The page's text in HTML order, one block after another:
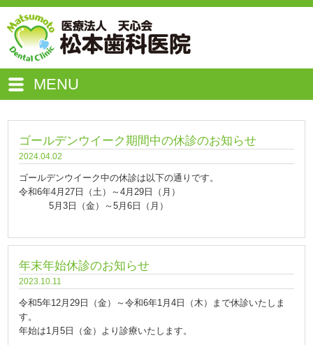
MENU
ゴールデンウイーク期間中の休診のお知らせ
2024.04.02
ゴールデンウイーク中の休診は以下の通りです。
令和6年4月27日（土）～4月29日（月）
5月3日（金）～5月6日（月）
年末年始休診のお知らせ
2023.10.11
令和5年12月29日（金）～令和6年1月4日（木）まで休診いたしま
す。
年始は1月5日（金）より診療いたします。